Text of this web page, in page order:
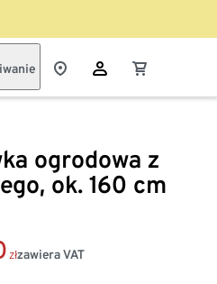
ogrodowa z
ok. 160 cm
złzawiera VAT